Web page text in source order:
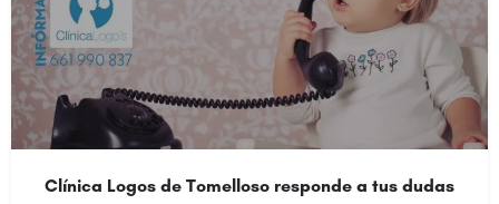
Clínica Logos de Tomelloso responde a tus dudas